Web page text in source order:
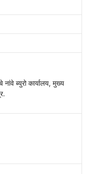
नांवे ब्युरो कार्यालय, मुख्य